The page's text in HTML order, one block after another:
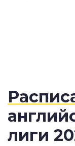
лиги